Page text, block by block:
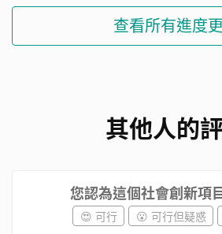
查看所有進度
其他人的
您認為這個社會創新項
😍 可行 😮 可行但疑惑